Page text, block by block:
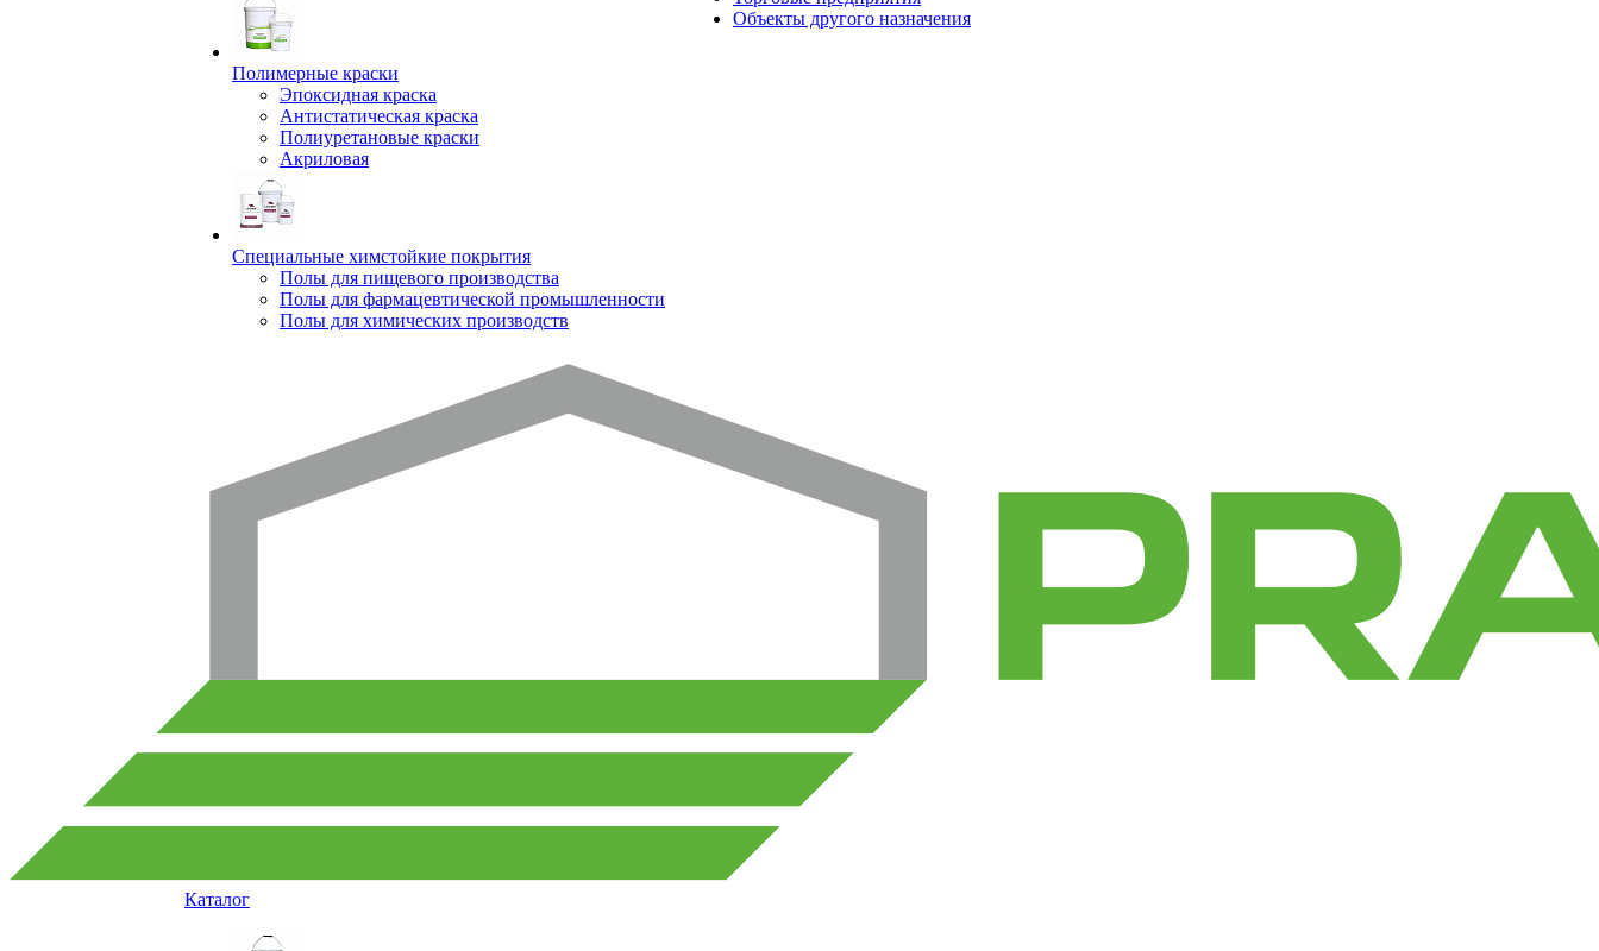
Полимерные краски
Эпоксидная краска
Антистатическая краска
Полиуретановые краски
Акриловая
Специальные химстойкие покрытия
Полы для пищевого производства
Полы для фармацевтической промышленности
Полы для химических производств
Объекты другого назначения
Каталог